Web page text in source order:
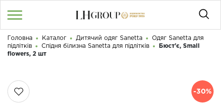
UA|RU
КАТАЛОГ
Доброго дня! Що Ви шукаєте?
Головна Каталог Дитячий одяг Sanetta
Одяг Sanetta для
підлітків
Спідня білизна Sanetta для підлітків
Бюст'є, Small
flowers, 2 шт
-30%